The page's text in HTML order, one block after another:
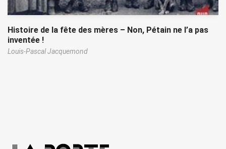
Histoire de la fête des mères – Non, Pétain ne l’a pas
inventée !
Louis-Pascal Jacquemond